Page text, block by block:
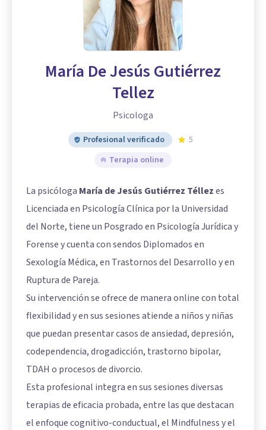
María De Jesús Gutiérrez
Tellez
Psicologa
Profesional verificado
5
Terapia online
La psicóloga María de Jesús Gutiérrez Téllezes
Licenciada en Psicología Clínica por la Universidad
del Norte, tiene un Posgrado en Psicología Jurídica y
Forense y cuenta con sendos Diplomados en
Sexología Médica, en Trastornos del Desarrollo y en
Ruptura de Pareja.
Su intervención se ofrece de manera online con total
flexibilidad y en sus sesiones atiende a niños y niñas
que puedan presentar casos de ansiedad, depresión,
codependencia, drogadicción, trastorno bipolar,
TDAH o procesos de divorcio.
Esta profesional integra en sus sesiones diversas
terapias de eficacia probada, entre las que destacan
el enfoque cognitivo-conductual, el Mindfulness y el